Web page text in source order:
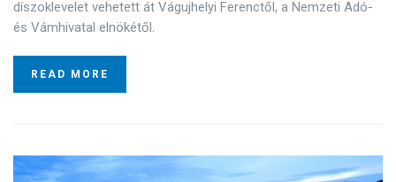
díszoklevelet vehetett át Vágujhelyi Ferenctől, a Nemzeti Adó-
és Vámhivatal elnökétől.
READ MORE